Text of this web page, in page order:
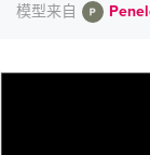
模型来自